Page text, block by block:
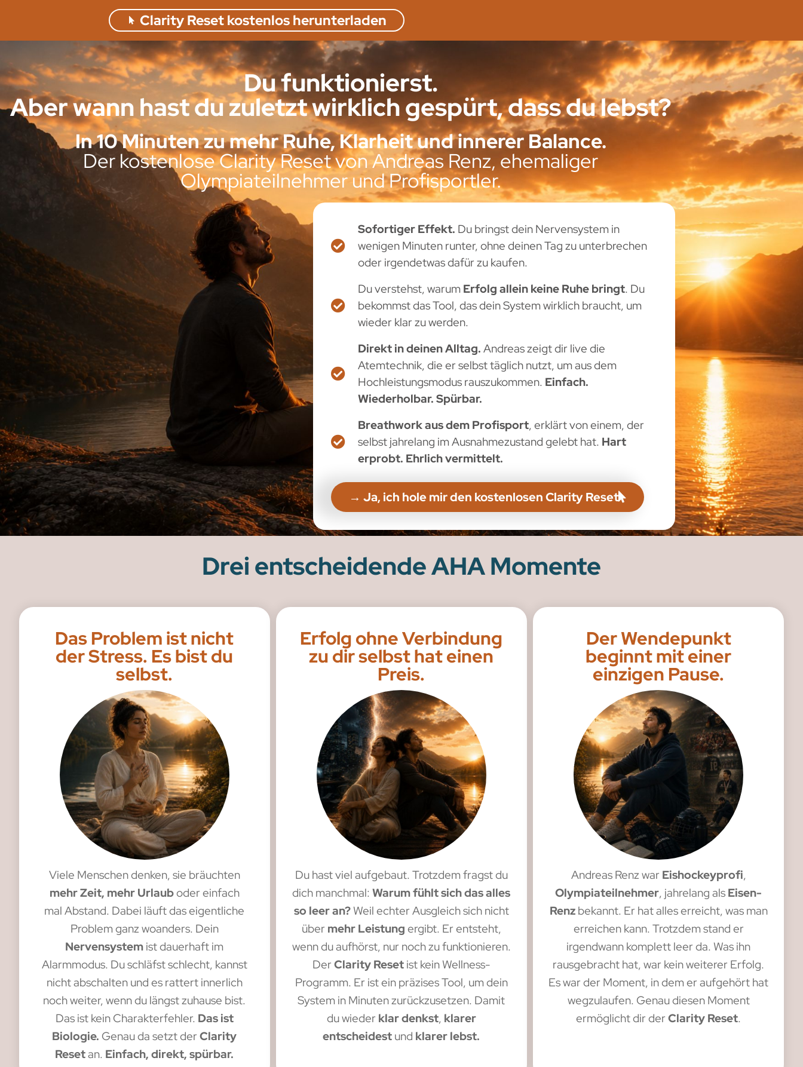
Clarity Reset kostenlos herunterladen
Du funktionierst.
Aber wann hast du zuletzt wirklich gespürt, dass du lebst?
In 10 Minuten zu mehr Ruhe, Klarheit und innerer Balance.
Der kostenlose Clarity Reset von Andreas Renz, ehemaliger
Olympiateilnehmer und Profisportler.
Sofortiger Effekt. Du bringst dein Nervensystem in
wenigen Minuten runter, ohne deinen Tag zu unterbrechen
oder irgendetwas dafür zu kaufen.
Du verstehst, warumErfolg allein keine Ruhe bringt. Du
bekommst das Tool, das dein System wirklich braucht, um
wieder klar zu werden.
Direkt in deinen Alltag.Andreas zeigt dir live die
Atemtechnik, die er selbst täglich nutzt, um aus dem
Hochleistungsmodus rauszukommen. Einfach.
Wiederholbar. Spürbar.
Breathwork aus dem Profisport, erklärt von einem, der
selbst jahrelang im Ausnahmezustand gelebt hat. Hart
erprobt. Ehrlich vermittelt.
→ Ja, ich hole mir den kostenlosen Clarity Reset
Drei entscheidende AHA Momente
Das Problem ist nicht
der Stress. Es bist du
selbst.
Viele Menschen denken, sie bräuchten
mehr Zeit, mehr Urlauboder einfach
mal Abstand. Dabei läuft das eigentliche
Problem ganz woanders. Dein
Nervensystem ist dauerhaft im
Alarmmodus. Du schläfst schlecht, kannst
nicht abschalten und es rattert innerlich
noch weiter, wenn du längst zuhause bist.
Das ist kein Charakterfehler. Das ist
Biologie. Genau da setzt derClarity
Resetan. Einfach, direkt, spürbar.
Erfolg ohne Verbindung
zu dir selbst hat einen
Preis.
Du hast viel aufgebaut. Trotzdem fragst du
dich manchmal:Warum fühlt sich das alles
so leer an?Weil echter Ausgleich sich nicht
über mehr Leistung ergibt. Er entsteht,
wenn du aufhörst, nur noch zu funktionieren.
Der Clarity Resetist kein Wellness-
Programm. Er ist ein präzises Tool, um dein
System in Minuten zurückzusetzen. Damit
du wieder klar denkst, klarer
entscheidest und klarer lebst.
Der Wendepunkt
beginnt mit einer
einzigen Pause.
Andreas Renz war Eishockeyprofi,
Olympiateilnehmer, jahrelang als Eisen-
Renzbekannt. Er hat alles erreicht, was man
erreichen kann. Trotzdem stand er
irgendwann komplett leer da. Was ihn
rausgebracht hat, war kein weiterer Erfolg.
Es war der Moment, in dem er aufgehört hat
wegzulaufen. Genau diesen Moment
ermöglicht dir derClarity Reset.